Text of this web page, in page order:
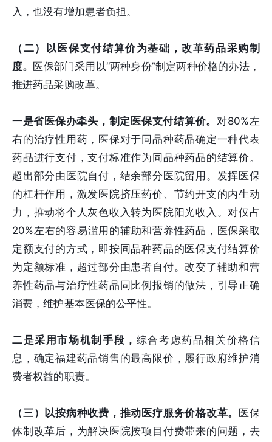
入，也没有增加患者负担。
（二）以医保支付结算价为基础，改革药品采购制
度。 医保部门采用以“两种身份”制定两种价格的办法，
推进药品采购改革。
一是省医保办牵头，制定医保支付结算价。 对80%左
右的治疗性用药，医保对于同品种药品确定一种代表
药品进行支付，支付标准作为同品种药品的结算价。
超出部分由医院自付，结余部分医院留用。发挥医保
的杠杆作用，激发医院挤压药价、节约开支的内生动
力，推动将个人灰色收入转为医院阳光收入。对仅占
20%左右的容易滥用的辅助和营养性药品，医保采取
定额支付的方式，即按同品种药品的医保支付结算价
为定额标准，超过部分由患者自付。改变了辅助和营
养性药品与治疗性药品同比例报销的做法，引导正确
消费，维护基本医保的公平性。
二是采用市场机制手段， 综合考虑药品相关价格信
息，确定福建药品销售的最高限价，履行政府维护消
费者权益的职责。
（三）以按病种收费，推动医疗服务价格改革。 医保
体制改革后，为解决医院按项目付费带来的问题，去